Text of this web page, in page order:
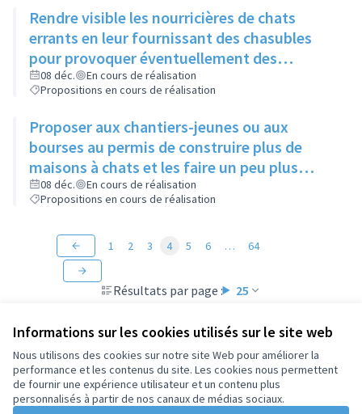
Informations sur les cookies utilisés sur le site web
Nous utilisons des cookies sur notre site Web pour améliorer la
performance et les contenus du site. Les cookies nous permettent
de fournir une expérience utilisateur et un contenu plus
personnalisés à partir de nos canaux de médias sociaux.
Rendre visible les nourricières de chats
errants en leur fournissant des chasubles
pour provoquer éventuellement des
échanges avec des personnes intéressées
08 déc.
En cours de réalisation
Propositions en cours de réalisation
Proposer aux chantiers-jeunes ou aux
bourses au permis de construire plus de
maisons à chats et les faire un peu plus
grandes que celles existantes
08 déc.
En cours de réalisation
Propositions en cours de réalisation
Résultats par page : 25
1 2 3 4 5 6 … 64
Conditions d'utilisation
Paramètres des cookies